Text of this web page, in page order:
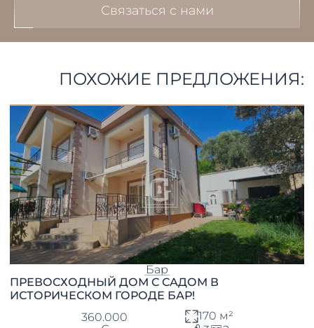
Связаться с нами
ПОХОЖИЕ ПРЕДЛОЖЕНИЯ:
Бар
ПРЕВОСХОДНЫЙ ДОМ С САДОМ В
ИСТОРИЧЕСКОМ ГОРОДЕ БАР!
360.000
170 м²